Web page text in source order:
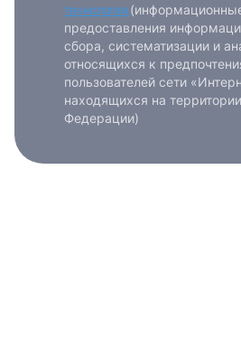
технологии
предоставления
сбора, систематизации и
относящихся к
пользователей сети
находящихся на
Федерации)